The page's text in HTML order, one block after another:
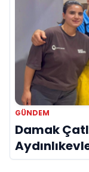
GÜNDEM
Damak
Damak